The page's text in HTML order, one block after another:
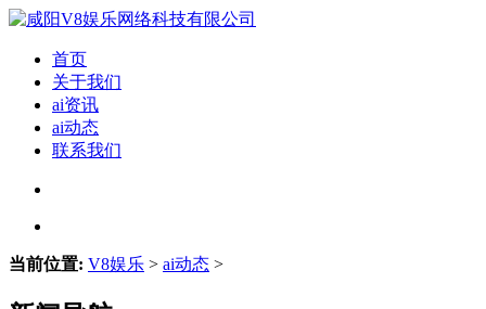
首页
关于我们
ai资讯
ai动态
联系我们
当前位置: V8娱乐 > ai动态 >